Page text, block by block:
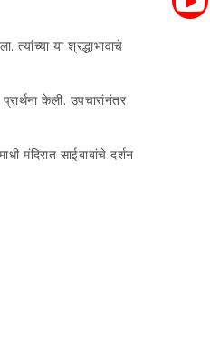
या श्रद्धाभावाचे
केली. उपचारांनंतर
मंदिरात साईबाबांचे दर्शन